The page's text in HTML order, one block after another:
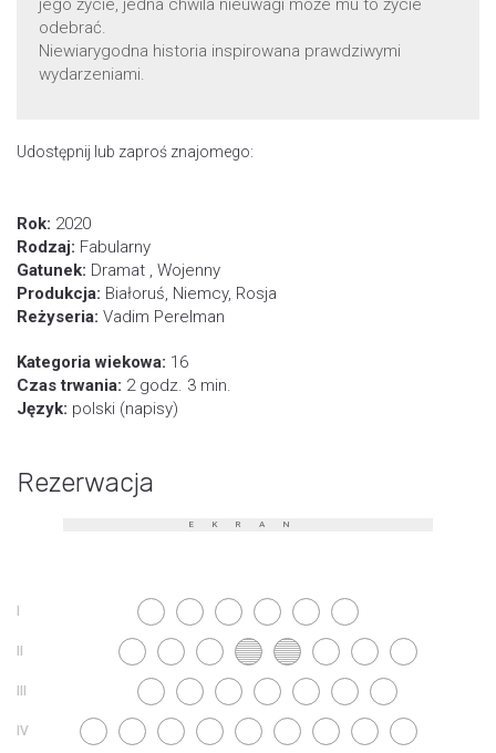
jego życie, jedna chwila nieuwagi może mu to życie
odebrać.
Niewiarygodna historia inspirowana prawdziwymi
wydarzeniami.
Udostępnij lub zaproś znajomego:
Rok: 2020
Rodzaj: Fabularny
Gatunek: Dramat , Wojenny
Produkcja: Białoruś, Niemcy, Rosja
Reżyseria: Vadim Perelman
Kategoria wiekowa: 16
Czas trwania: 2 godz. 3 min.
Język: polski (napisy)
Rezerwacja
EKRAN